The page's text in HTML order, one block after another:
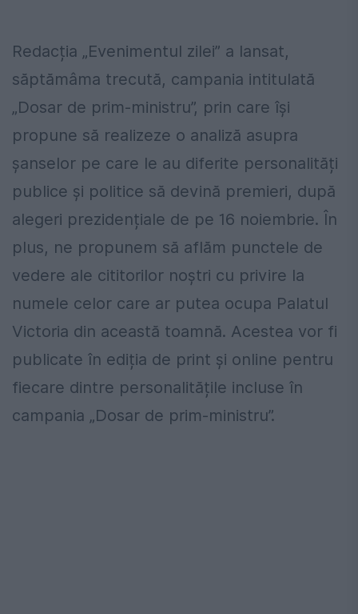
Redacția „Evenimentul zilei” a lansat,
săptămâma trecută, campania intitulată
„Dosar de prim-ministru”, prin care își
propune să realizeze o analiză asupra
șanselor pe care le au diferite personalități
publice și politice să devină premieri, după
alegeri prezidențiale de pe 16 noiembrie. În
plus, ne propunem să aflăm punctele de
vedere ale cititorilor noștri cu privire la
numele celor care ar putea ocupa Palatul
Victoria din această toamnă. Acestea vor fi
publicate în ediția de print și online pentru
fiecare dintre personalitățile incluse în
campania „Dosar de prim-ministru”.